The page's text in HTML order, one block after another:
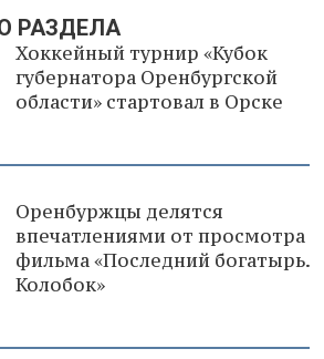
РАЗДЕЛА
Хоккейный турнир «Кубок
губернатора Оренбургской
области» стартовал в Орске
Оренбуржцы делятся
впечатлениями от просмотра
фильма «Последний богатырь.
Колобок»